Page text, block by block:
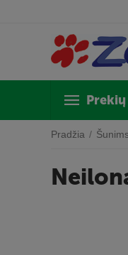
Pradžia /